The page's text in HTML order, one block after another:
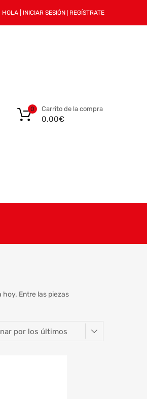
HOLA | INICIAR SESIÓN REGÍSTRATE
Carrito de la compra
0.00€
0
hoy. Entre las piezas